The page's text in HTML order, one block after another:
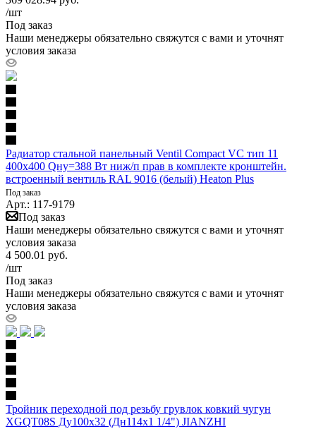
/шт
Под заказ
Наши менеджеры обязательно свяжутся с вами и уточнят
условия заказа
Радиатор стальной панельный Ventil Compact VC тип 11
400х400 Qну=388 Вт ниж/п прав в комплекте кронштейн.
встроенный вентиль RAL 9016 (белый) Heaton Plus
Под заказ
Арт.: 117-9179
Под заказ
Наши менеджеры обязательно свяжутся с вами и уточнят
условия заказа
4 500.01 руб.
/шт
Под заказ
Наши менеджеры обязательно свяжутся с вами и уточнят
условия заказа
Тройник переходной под резьбу грувлок ковкий чугун
XGQT08S Ду100х32 (Дн114х1 1/4") JIANZHI